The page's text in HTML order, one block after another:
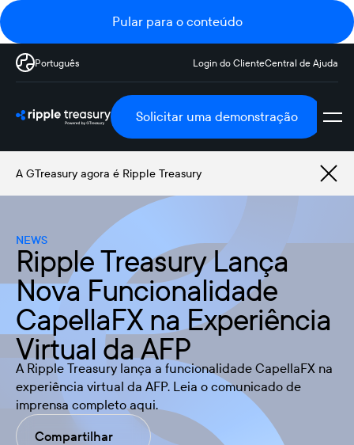
Pular para o conteúdo
Português Login do ClienteCentral de Ajuda
Solicitar uma demonstração
A GTreasury agora é Ripple Treasury
NEWS
Ripple Treasury Lança
Nova Funcionalidade
CapellaFX na Experiência
Virtual da AFP
A Ripple Treasury lança a funcionalidade CapellaFX na
experiência virtual da AFP. Leia o comunicado de
imprensa completo aqui.
Compartilhar